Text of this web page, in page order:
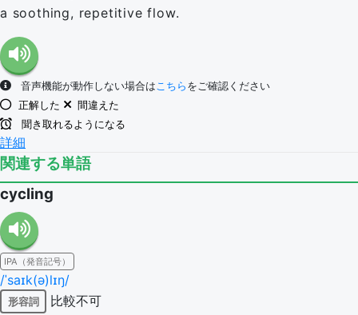
a soothing, repetitive flow.
音声機能が動作しない場合はこちら をご確認ください
正解した
間違えた
聞き取れるようになる
詳細
関連する単語
cycling
IPA（発音記号）
/ˈsaɪk(ə)lɪŋ/
形容詞
比較不可